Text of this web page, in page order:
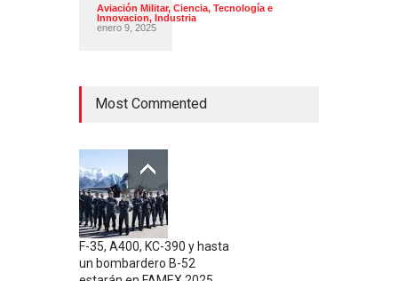
Aviación Militar, Ciencia, Tecnología e
Innovacion, Industria
enero 9, 2025
Most Commented
F-35, A400, KC-390 y hasta
un bombardero B-52